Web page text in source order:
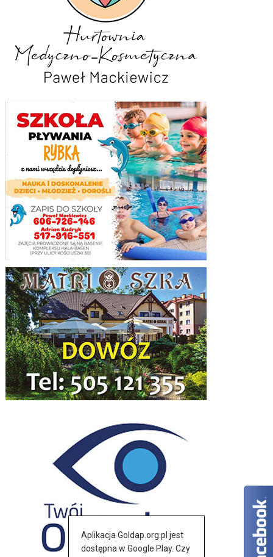
Aplikacja Goldap.org.pl jest
dostępna w Google Play. Czy